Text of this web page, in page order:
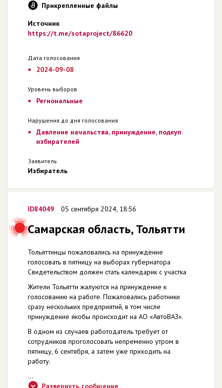
Прикрепленные файлы
Источник
https://t.me/sotaproject/86620
Дата голосования
2024-09-08
Уровень выборов
Региональные
Нарушения до дня голосования
Давление начальства, принуждение, подкуп
избирателей
Заявитель
Избиратель
ID84049 05 сентября 2024, 18:56
Самарская область, Тольятти
Тольяттинцы пожаловались на принуждение
голосовать в пятницу на выборах губернатора
Свидетельством должен стать календарик с участка
Жители Тольятти жалуются на принуждение к
голосованию на работе. Пожаловались работники
сразу нескольких предприятий, в том числе
принуждение якобы происходит на АО «АвтоВАЗ».
В одном из случаев работодатель требует от
сотрудников проголосовать непременно утром в
пятницу, 6 сентября, а затем уже приходить на
работу.
...
Развернуть сообщение